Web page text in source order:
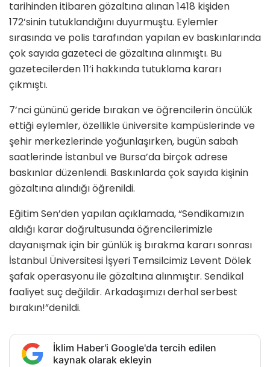
tarihinden itibaren gözaltına alınan 1418 kişiden
172’sinin tutuklandığını duyurmuştu. Eylemler
sırasında ve polis tarafından yapılan ev baskınlarında
çok sayıda gazeteci de gözaltına alınmıştı. Bu
gazetecilerden 11’i hakkında tutuklama kararı
çıkmıştı.
7’nci gününü geride bırakan ve öğrencilerin öncülük
ettiği eylemler, özellikle üniversite kampüslerinde ve
şehir merkezlerinde yoğunlaşırken, bugün sabah
saatlerinde İstanbul ve Bursa’da birçok adrese
baskınlar düzenlendi. Baskınlarda çok sayıda kişinin
gözaltına alındığı öğrenildi.
Eğitim Sen’den yapılan açıklamada, “Sendikamızın
aldığı karar doğrultusunda öğrencilerimizle
dayanışmak için bir günlük iş bırakma kararı sonrası
İstanbul Üniversitesi İşyeri Temsilcimiz Levent Dölek
şafak operasyonu ile gözaltına alınmıştır. Sendikal
faaliyet suç değildir. Arkadaşımızı derhal serbest
bırakın!”denildi.
İklim Haber'i Google'da tercih edilen
kaynak olarak ekleyin